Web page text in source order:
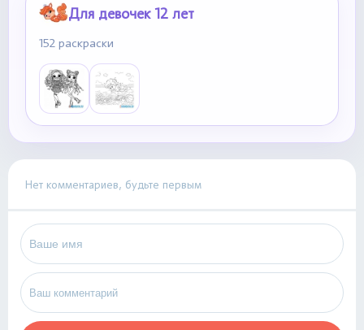
Для девочек 12 лет
152 раскраски
Нет комментариев, будьте первым